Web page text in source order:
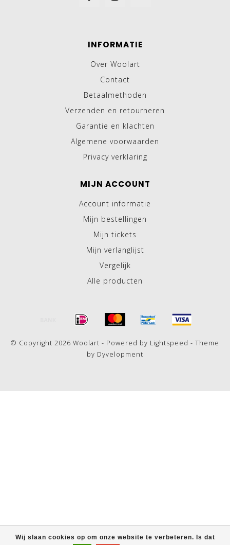
Wij slaan cookies op om onze website te verbeteren. Is dat
INFORMATIE
Over Woolart
Contact
Betaalmethoden
Verzenden en retourneren
Garantie en klachten
Algemene voorwaarden
Privacy verklaring
MIJN ACCOUNT
Account informatie
Mijn bestellingen
Mijn tickets
Mijn verlanglijst
Vergelijk
Alle producten
© Copyright 2026 Woolart - Powered by Lightspeed - Theme
by Dyvelopment